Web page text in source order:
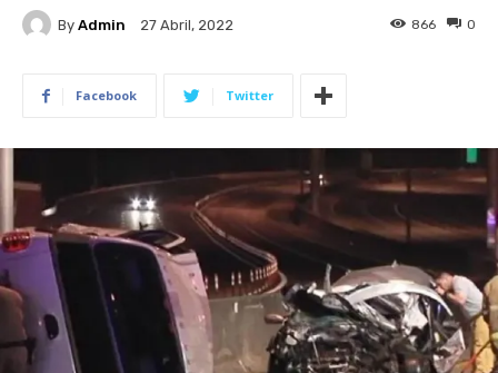
By Admin 27 Abril, 2022 0
866
Facebook Twitter